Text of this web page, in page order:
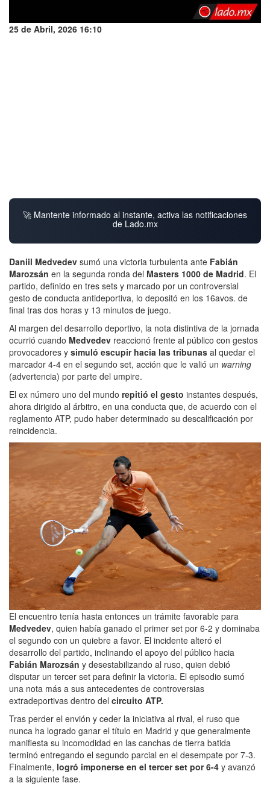
25 de Abril, 2026 16:10
🚀 Mantente informado al instante, activa las notificaciones
de Lado.mx
Daniil Medvedev sumó una victoria turbulenta ante Fabián
Marozsán en la segunda ronda del Masters 1000 de Madrid. El
partido, definido en tres sets y marcado por un controversial
gesto de conducta antideportiva, lo depositó en los 16avos. de
final tras dos horas y 13 minutos de juego.
Al margen del desarrollo deportivo, la nota distintiva de la jornada
ocurrió cuando Medvedev reaccionó frente al público con gestos
provocadores y simuló escupir hacia las tribunas al quedar el
marcador 4-4 en el segundo set, acción que le valió un warning
(advertencia) por parte del umpire.
El ex número uno del mundo repitió el gesto instantes después,
ahora dirigido al árbitro, en una conducta que, de acuerdo con el
reglamento ATP, pudo haber determinado su descalificación por
reincidencia.
El encuentro tenía hasta entonces un trámite favorable para
Medvedev, quien había ganado el primer set por 6-2 y dominaba
el segundo con un quiebre a favor. El incidente alteró el
desarrollo del partido, inclinando el apoyo del público hacia
Fabián Marozsán y desestabilizando al ruso, quien debió
disputar un tercer set para definir la victoria. El episodio sumó
una nota más a sus antecedentes de controversias
extradeportivas dentro del circuito ATP.
Tras perder el envión y ceder la iniciativa al rival, el ruso que
nunca ha logrado ganar el título en Madrid y que generalmente
manifiesta su incomodidad en las canchas de tierra batida
terminó entregando el segundo parcial en el desempate por 7-3.
Finalmente, logró imponerse en el tercer set por 6-4 y avanzó
a la siguiente fase.